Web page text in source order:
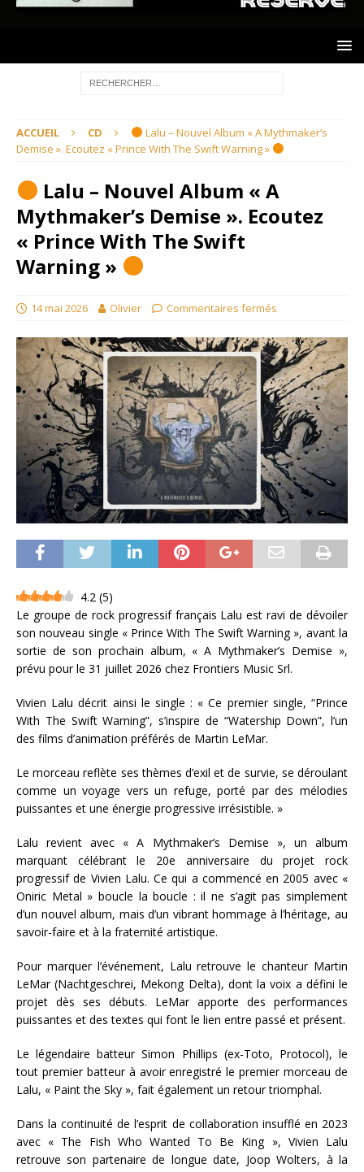
ACCUEIL CD
Lalu – Nouvel Album « A Mythmaker’s
Demise ». Ecoutez « Prince With The Swift Warning »
Lalu – Nouvel Album « A
Mythmaker’s Demise ». Ecoutez
« Prince With The Swift
Warning »
14 mai 2026 Olivier Commentaires fermés
4.2 (5)
Le groupe de rock progressif français Lalu est ravi de dévoiler
son nouveau single « Prince With The Swift Warning », avant la
sortie de son prochain album, « A Mythmaker’s Demise »,
prévu pour le 31 juillet 2026 chez Frontiers Music Srl.
Vivien Lalu décrit ainsi le single : « Ce premier single, “Prince
With The Swift Warning”, s’inspire de “Watership Down”, l’un
des films d’animation préférés de Martin LeMar.
Le morceau reflète ses thèmes d’exil et de survie, se déroulant
comme un voyage vers un refuge, porté par des mélodies
puissantes et une énergie progressive irrésistible. »
Lalu revient avec « A Mythmaker’s Demise », un album
marquant célébrant le 20e anniversaire du projet rock
progressif de Vivien Lalu. Ce qui a commencé en 2005 avec «
Oniric Metal » boucle la boucle : il ne s’agit pas simplement
d’un nouvel album, mais d’un vibrant hommage à l’héritage, au
savoir-faire et à la fraternité artistique.
Pour marquer l’événement, Lalu retrouve le chanteur Martin
LeMar (Nachtgeschrei, Mekong Delta), dont la voix a défini le
projet dès ses débuts. LeMar apporte des performances
puissantes et des textes qui font le lien entre passé et présent.
Le légendaire batteur Simon Phillips (ex-Toto, Protocol), le
tout premier batteur à avoir enregistré le premier morceau de
Lalu, « Paint the Sky », fait également un retour triomphal.
Dans la continuité de l’esprit de collaboration insufflé en 2023
avec « The Fish Who Wanted To Be King », Vivien Lalu
retrouve son partenaire de longue date, Joop Wolters, à la